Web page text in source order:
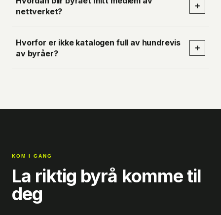
nettverket?
+
Hvorfor er ikke katalogen full av hundrevis
av byråer?
+
KOM I GANG
La riktig byrå komme til
deg